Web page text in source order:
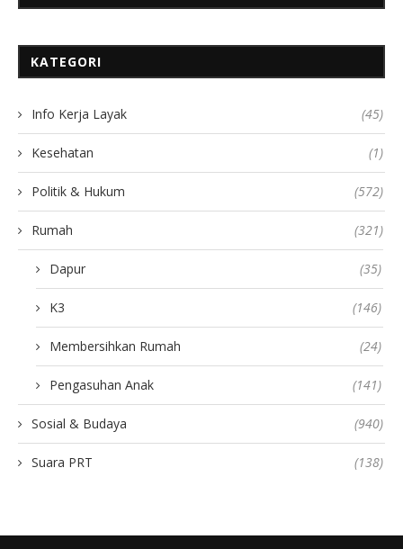
KATEGORI
Info Kerja Layak (45)
Kesehatan (1)
Politik & Hukum (572)
Rumah (321)
Dapur (35)
K3 (146)
Membersihkan Rumah (24)
Pengasuhan Anak (141)
Sosial & Budaya (940)
Suara PRT (138)